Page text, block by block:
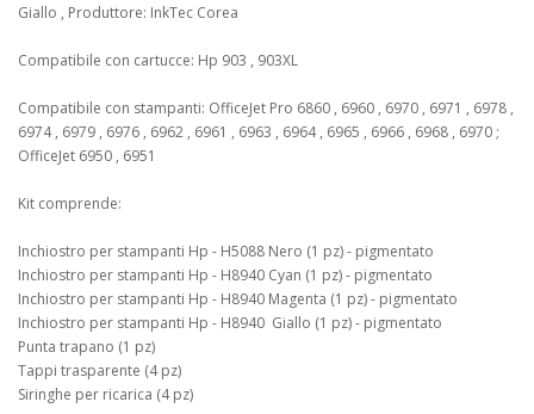
Giallo , Produttore: InkTec Corea
Compatibile con cartucce: Hp 903 , 903XL
Compatibile con stampanti: OfficeJet Pro 6860 , 6960 , 6970 , 6971 , 6978 ,
6974 , 6979 , 6976 , 6962 , 6961 , 6963 , 6964 , 6965 , 6966 , 6968 , 6970 ;
OfficeJet 6950 , 6951
Kit comprende:
Inchiostro per stampanti Hp - H5088 Nero (1 pz) - pigmentato
Inchiostro per stampanti Hp - H8940 Cyan (1 pz) - pigmentato
Inchiostro per stampanti Hp - H8940 Magenta (1 pz) - pigmentato
Inchiostro per stampanti Hp - H8940 Giallo (1 pz) - pigmentato
Punta trapano (1 pz)
Tappi trasparente (4 pz)
Siringhe per ricarica (4 pz)